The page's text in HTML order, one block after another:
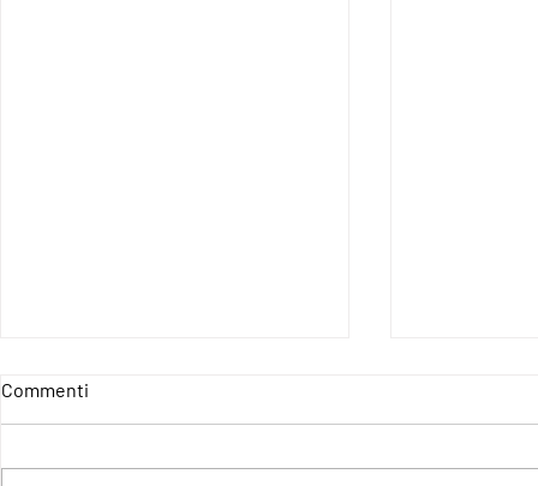
Commenti